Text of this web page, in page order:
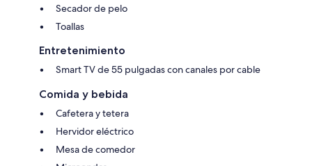
Secador de pelo
Toallas
Entretenimiento
Smart TV de 55 pulgadas con canales por cable
Comida y bebida
Cafetera y tetera
Hervidor eléctrico
Mesa de comedor